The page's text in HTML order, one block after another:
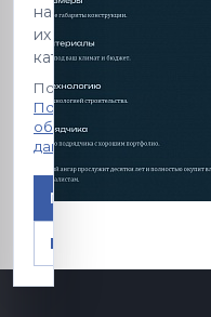
настроить
их
категории.
Подробнее:
Политика
обработки
данных
Принять
Настроить